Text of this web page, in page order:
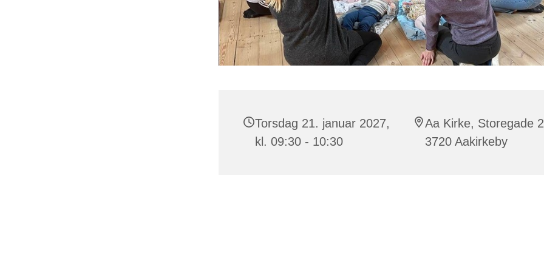
Torsdag 21. januar 2027,
kl. 09:30 - 10:30
Aa Kirke, Storegade
3720 Aakirkeby